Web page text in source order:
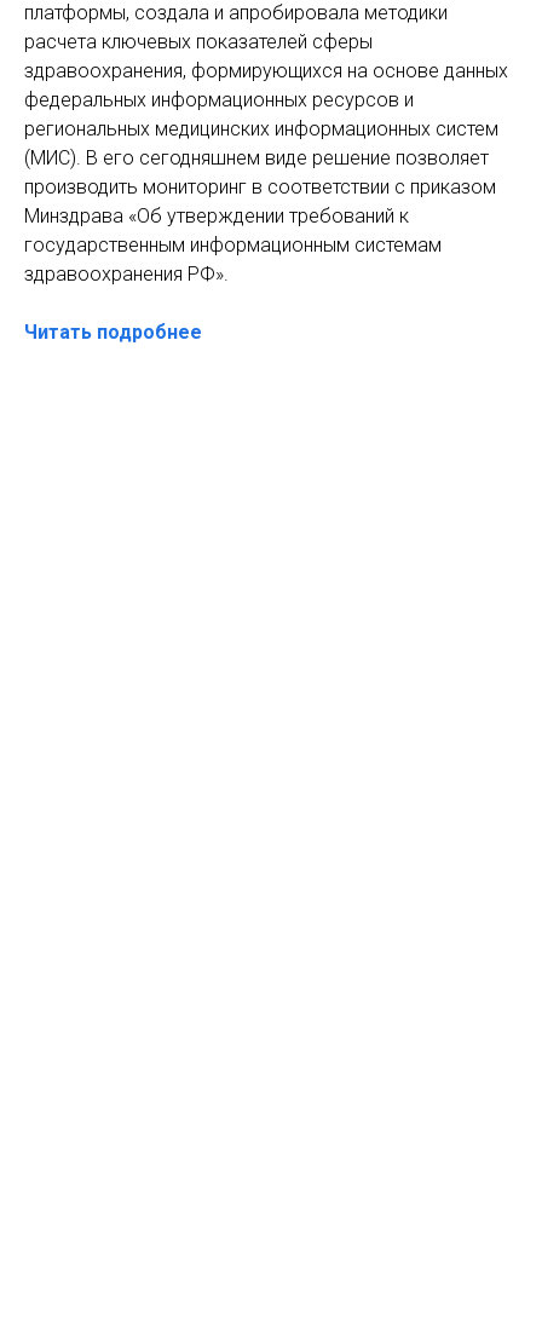
платформы, создала и апробировала методики
расчета ключевых показателей сферы
здравоохранения, формирующихся на основе данных
федеральных информационных ресурсов и
региональных медицинских информационных систем
(МИС). В его сегодняшнем виде решение позволяет
производить мониторинг в соответствии с приказом
Минздрава «Об утверждении требований к
государственным информационным системам
здравоохранения РФ».
Читать подробнее